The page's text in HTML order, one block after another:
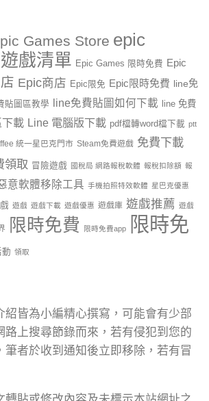
Games Store epic
戲清單 Epic Games 限時免費 Epic
Epic商店 Epic限免 Epic限時免費 line免
貼圖區教學 line免費貼圖如何下載
line 免費
下載 Line 電腦版下載 pdf檔轉word檔下載 ptt
統一星巴克門市 Steam免費遊戲 免費下載
領取 冒險遊戲 國稅局 網路報稅軟體 報稅扣除額 報
意軟體移除工具 手機拍照特效軟體 星巴克優惠
遊戲 遊戲下載 遊戲優惠 遊戲庫 遊戲推薦 遊戲
限時免費 限時免費app
限時免
動 領取
紹皆為小編精心撰寫，可能會有少部
路上搜尋節錄而來，若有侵犯到您的
筆者於收到通知後立即移除，若有冒